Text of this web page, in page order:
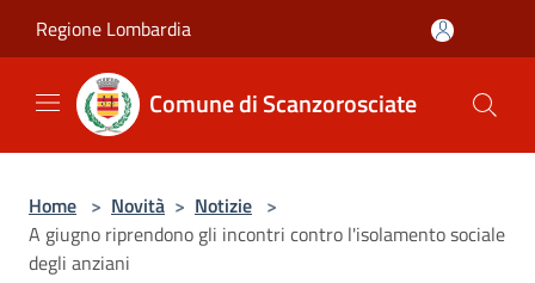
Regione Lombardia
Comune di Scanzorosciate
Home > Novità > Notizie >
A giugno riprendono gli incontri contro l'isolamento sociale
degli anziani